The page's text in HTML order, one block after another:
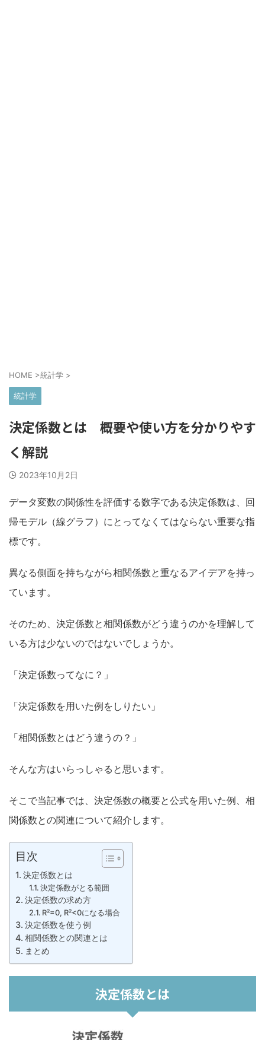
HOME >統計学 >
統計学
決定係数とは 概要や使い方を分かりやす
く解説
2023年10月2日
データ変数の関係性を評価する数字である決定係数は、回
帰モデル（線グラフ）にとってなくてはならない重要な指
標です。
異なる側面を持ちながら相関係数と重なるアイデアを持っ
ています。
そのため、決定係数と相関係数がどう違うのかを理解して
いる方は少ないのではないでしょうか。
「決定係数ってなに？」
「決定係数を用いた例をしりたい」
「相関係数とはどう違うの？」
そんな方はいらっしゃると思います。
そこで当記事では、決定係数の概要と公式を用いた例、相
関係数との関連について紹介します。
目次
決定係数とは
決定係数がとる範囲
決定係数の求め方
R²=0, R²<0になる場合
決定係数を使う例
相関係数との関連とは
まとめ
決定係数とは